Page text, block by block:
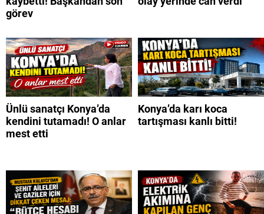
görev
Ünlü sanatçı Konya’da
kendini tutamadı! O anlar
mest etti
Konya’da karı koca
tartışması kanlı bitti!